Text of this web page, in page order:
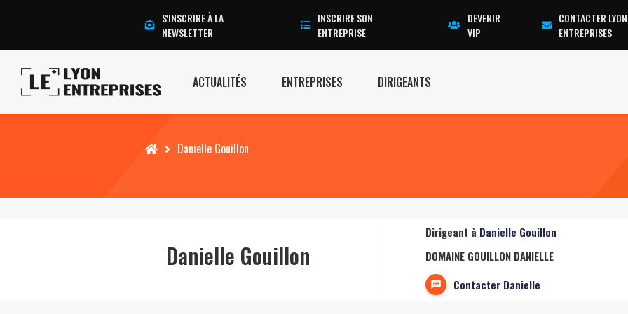
S'INSCRIRE À LA
NEWSLETTER
INSCRIRE SON
ENTREPRISE
DEVENIR
VIP
CONTACTER LYON
ENTREPRISES
ACTUALITÉS ENTREPRISES DIRIGEANTS
Accueil Danielle Gouillon
Danielle Gouillon
Dirigeant à Danielle Gouillon
DOMAINE GOUILLON DANIELLE
Contacter Danielle